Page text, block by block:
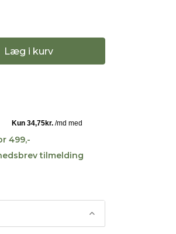
Læg i kurv
499,-
tilmelding